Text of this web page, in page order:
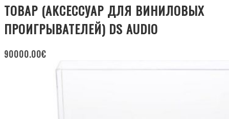
ТОВАР (АКСЕССУАР ДЛЯ ВИНИЛОВЫХ
ПРОИГРЫВАТЕЛЕЙ) DS AUDIO
90000.00€